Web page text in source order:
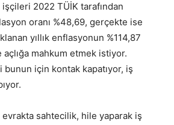
işçileri 2022 TÜİK tarafından
oranı %48,69, gerçekte ise
yıllık enflasyonun %114,87
mahkum etmek istiyor.
için kontak kapatıyor, iş
sahtecilik, hile yaparak iş